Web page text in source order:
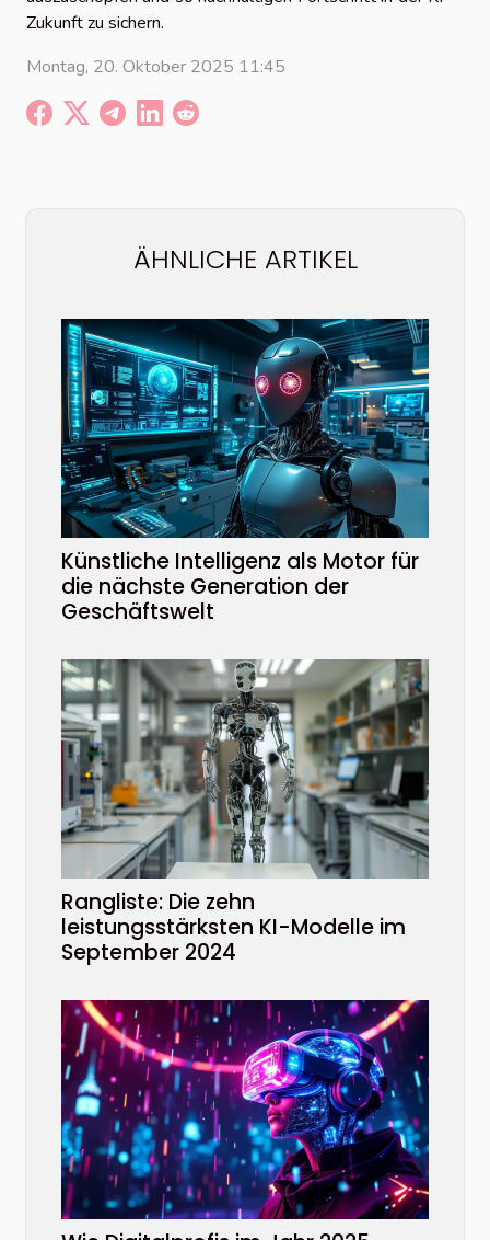
Zukunft zu sichern.
Montag, 20. Oktober 2025 11:45
ÄHNLICHE ARTIKEL
Künstliche Intelligenz als Motor für
die nächste Generation der
Geschäftswelt
Rangliste: Die zehn
leistungsstärksten KI-Modelle im
September 2024